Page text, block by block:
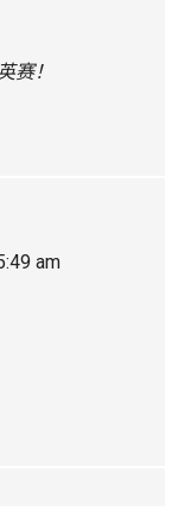
赛！
am